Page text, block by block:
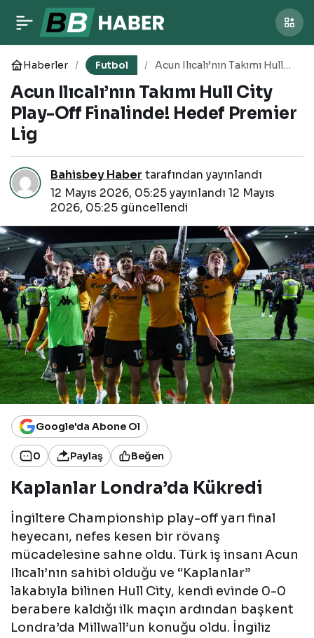
Haberler Futbol
Acun Ilıcalı’nın Takımı Hull
Hedef Premier Lig
Acun Ilıcalı’nın Takımı Hull City
Play-Off Finalinde! Hedef Premier
Lig
Bahisbey Haber tarafından yayınlandı
12 Mayıs 2026, 05:25yayınlandı 12 Mayıs
2026, 05:25 güncellendi
Google'da Abone Ol
0 Paylaş Beğen
Kaplanlar Londra’da Kükredi
İngiltere Championship play-off yarı final
heyecanı, nefes kesen bir rövanş
mücadelesine sahne oldu. Türk iş insanı Acun
Ilıcalı’nın sahibi olduğu ve “Kaplanlar”
lakabıyla bilinen Hull City, kendi evinde 0-0
berabere kaldığı ilk maçın ardından başkent
Londra’da Millwall’un konuğu oldu. İngiliz
Bodrum FK Play-Off’ta
Avantajı Kaptı: Sefer
Yılmaz’dan İddialı
Açıklamalar
Paylaş